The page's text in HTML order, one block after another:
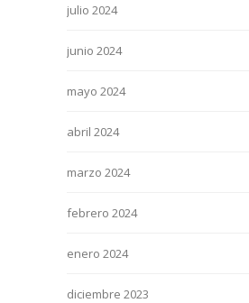
julio 2024
junio 2024
mayo 2024
abril 2024
marzo 2024
febrero 2024
enero 2024
diciembre 2023